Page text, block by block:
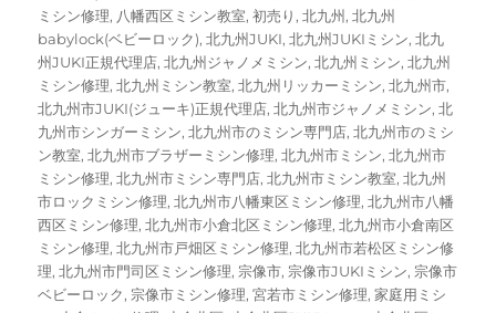
ミシン修理, 八幡西区ミシン教室,初売り ,北九州 ,北九州
babylock(ベビーロック),北九州JUKI,北九州JUKIミシン,北九
州JUKI正規代理店,北九州ジャノメミシン,北九州ミシン,北九州
ミシン修理,北九州ミシン教室,北九州リッカーミシン,北九州市,
北九州市JUKI(ジューキ)正規代理店,北九州市ジャノメミシン,北
九州市シンガーミシン,北九州市のミシン専門店,北九州市のミシ
ン教室,北九州市ブラザーミシン修理,北九州市ミシン,北九州市
ミシン修理,北九州市ミシン専門店,北九州市ミシン教室,北九州
市ロックミシン修理,北九州市八幡東区ミシン修理,北九州市八幡
西区ミシン修理,北九州市小倉北区ミシン修理,北九州市小倉南区
ミシン修理,北九州市戸畑区ミシン修理,北九州市若松区ミシン修
理,北九州市門司区ミシン修理, 宗像市, 宗像市JUKIミシン, 宗像市
ベビーロック, 宗像市ミシン修理,宮若市ミシン修理,家庭用ミシ